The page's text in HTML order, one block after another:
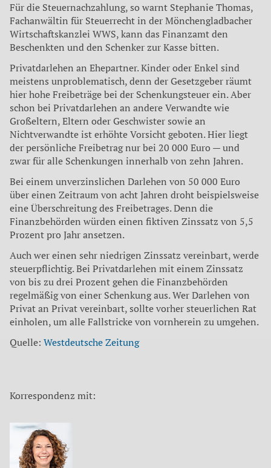
Für die Steuernachzahlung, so warnt Stephanie Thomas,
Fachanwältin für Steuerrecht in der Mönchengladbacher
Wirtschaftskanzlei WWS, kann das Finanzamt den
Beschenkten und den Schenker zur Kasse bitten.
Privatdarlehen an Ehepartner. Kinder oder Enkel sind
meistens unproblematisch, denn der Gesetzgeber räumt
hier hohe Freibeträge bei der Schenkungsteuer ein. Aber
schon bei Privatdarlehen an andere Verwandte wie
Großeltern, Eltern oder Geschwister sowie an
Nichtverwandte ist erhöhte Vorsicht geboten. Hier liegt
der persönliche Freibetrag nur bei 20 000 Euro — und
zwar für alle Schenkungen innerhalb von zehn Jahren.
Bei einem unverzinslichen Darlehen von 50 000 Euro
über einen Zeitraum von acht Jahren droht beispielsweise
eine Überschreitung des Freibetrages. Denn die
Finanzbehörden würden einen fiktiven Zinssatz von 5,5
Prozent pro Jahr ansetzen.
Auch wer einen sehr niedrigen Zinssatz vereinbart, werde
steuerpflichtig. Bei Privatdarlehen mit einem Zinssatz
von bis zu drei Prozent gehen die Finanzbehörden
regelmäßig von einer Schenkung aus. Wer Darlehen von
Privat an Privat vereinbart, sollte vorher steuerlichen Rat
einholen, um alle Fallstricke von vornherein zu umgehen.
Quelle: Westdeutsche Zeitung
Korrespondenz mit: